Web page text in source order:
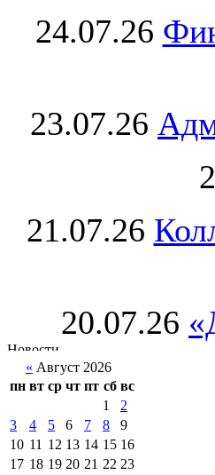
24.07.26
23.07.26
21.07.26
20.07.26
« Август 2026
пн вт ср чт пт сб вс
1
2
3
4 5 6 7 8
9
10 11 12 13 14 15 16
17 18 19 20 21 22 23